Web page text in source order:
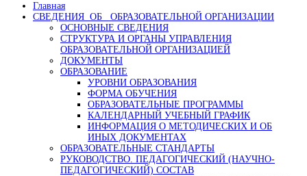
Главная
СВЕДЕНИЯ ОБ ОБРАЗОВАТЕЛЬНОЙ ОРГАНИЗАЦИИ
ОСНОВНЫЕ СВЕДЕНИЯ
СТРУКТУРА И ОРГАНЫ УПРАВЛЕНИЯ
ОБРАЗОВАТЕЛЬНОЙ ОРГАНИЗАЦИЕЙ
ДОКУМЕНТЫ
ОБРАЗОВАНИЕ
УРОВНИ ОБРАЗОВАНИЯ
ФОРМА ОБУЧЕНИЯ
ОБРАЗОВАТЕЛЬНЫЕ ПРОГРАММЫ
КАЛЕНДАРНЫЙ УЧЕБНЫЙ ГРАФИК
ИНФОРМАЦИЯ О МЕТОДИЧЕСКИХ И ОБ
ИНЫХ ДОКУМЕНТАХ
ОБРАЗОВАТЕЛЬНЫЕ СТАНДАРТЫ
РУКОВОДСТВО. ПЕДАГОГИЧЕСКИЙ (НАУЧНО-
ПЕДАГОГИЧЕСКИЙ) СОСТАВ